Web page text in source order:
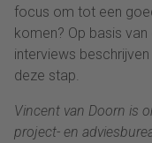
focus om tot een
komen? Op basis
interviews
deze stap.
Vincent van Doorn is
project- en